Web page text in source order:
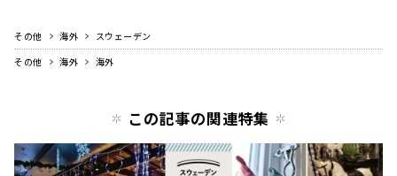
その他 海外
スウェーデン
その他
海外 海外
この記事の関連特集